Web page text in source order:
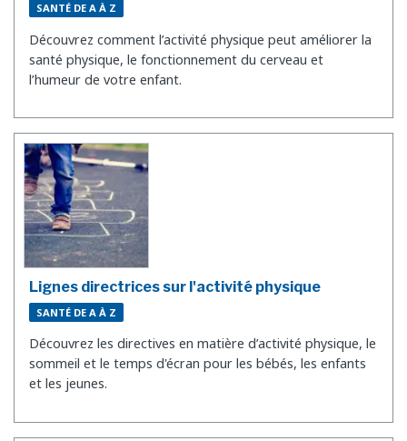
SANTÉ DE A À Z
Découvrez comment l’activité physique peut améliorer la
santé physique, le fonctionnement du cerveau et
l’humeur de votre enfant.
Lignes directrices sur l'activité physique
SANTÉ DE A À Z
Découvrez les directives en matière d’activité physique, le
sommeil et le temps d'écran pour les bébés, les enfants
et les jeunes.